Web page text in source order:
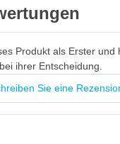
Produkt als Erster und
ihrer Entscheidung.
Sie eine